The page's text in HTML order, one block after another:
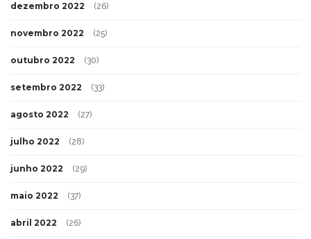
dezembro 2022 (26)
novembro 2022 (25)
outubro 2022 (30)
setembro 2022 (33)
agosto 2022 (27)
julho 2022 (28)
junho 2022 (29)
maio 2022 (37)
abril 2022 (26)